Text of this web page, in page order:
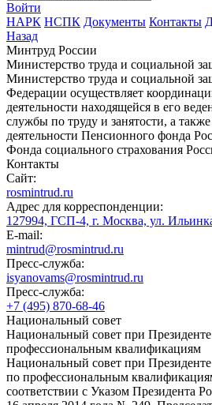
Войти
НАРК НСПК Документы Контакты
Назад
Минтруд России
Министерство труда и социальной
Министерство труда и социальной
Федерации осуществляет
деятельности находящейся в его
службы по труду и занятости, а
деятельности Пенсионного фонда
Фонда социального страхования
Контакты
Сайт:
rosmintrud.ru
Адрес для корреспонденции:
127994, ГСП-4, г. Москва, ул.
E-mail:
mintrud@rosmintrud.ru
Пресс-служба:
isyanovams@rosmintrud.ru
Пресс-служба:
+7 (495) 870-68-46
Национальный совет
Национальный совет при
профессиональным квалификациям
Национальный совет при
по профессиональным
соответствии с Указом Президента